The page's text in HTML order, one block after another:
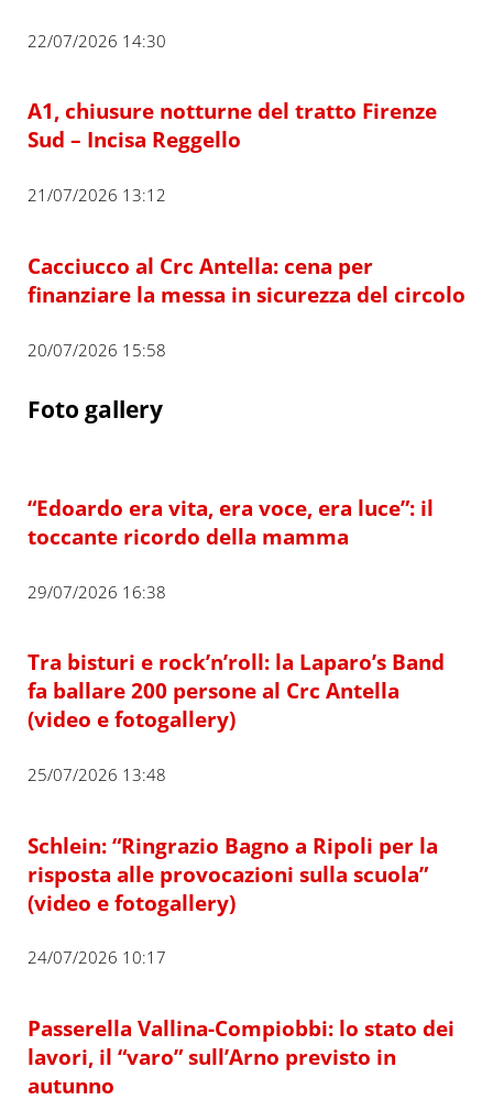
22/07/2026 14:30
A1, chiusure notturne del tratto Firenze
Sud – Incisa Reggello
21/07/2026 13:12
Cacciucco al Crc Antella: cena per
finanziare la messa in sicurezza del circolo
20/07/2026 15:58
Foto gallery
“Edoardo era vita, era voce, era luce”: il
toccante ricordo della mamma
29/07/2026 16:38
Tra bisturi e rock’n’roll: la Laparo’s Band
fa ballare 200 persone al Crc Antella
(video e fotogallery)
25/07/2026 13:48
Schlein: “Ringrazio Bagno a Ripoli per la
risposta alle provocazioni sulla scuola”
(video e fotogallery)
24/07/2026 10:17
Passerella Vallina-Compiobbi: lo stato dei
lavori, il “varo” sull’Arno previsto in
autunno